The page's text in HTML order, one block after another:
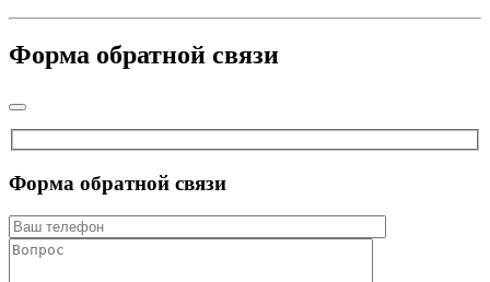
Форма обратной связи
Форма обратной связи